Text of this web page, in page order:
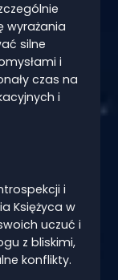
wyrażania
silne
i
czas na
i
i
Księżyca w
uczuć i
z bliskimi,
konflikty.